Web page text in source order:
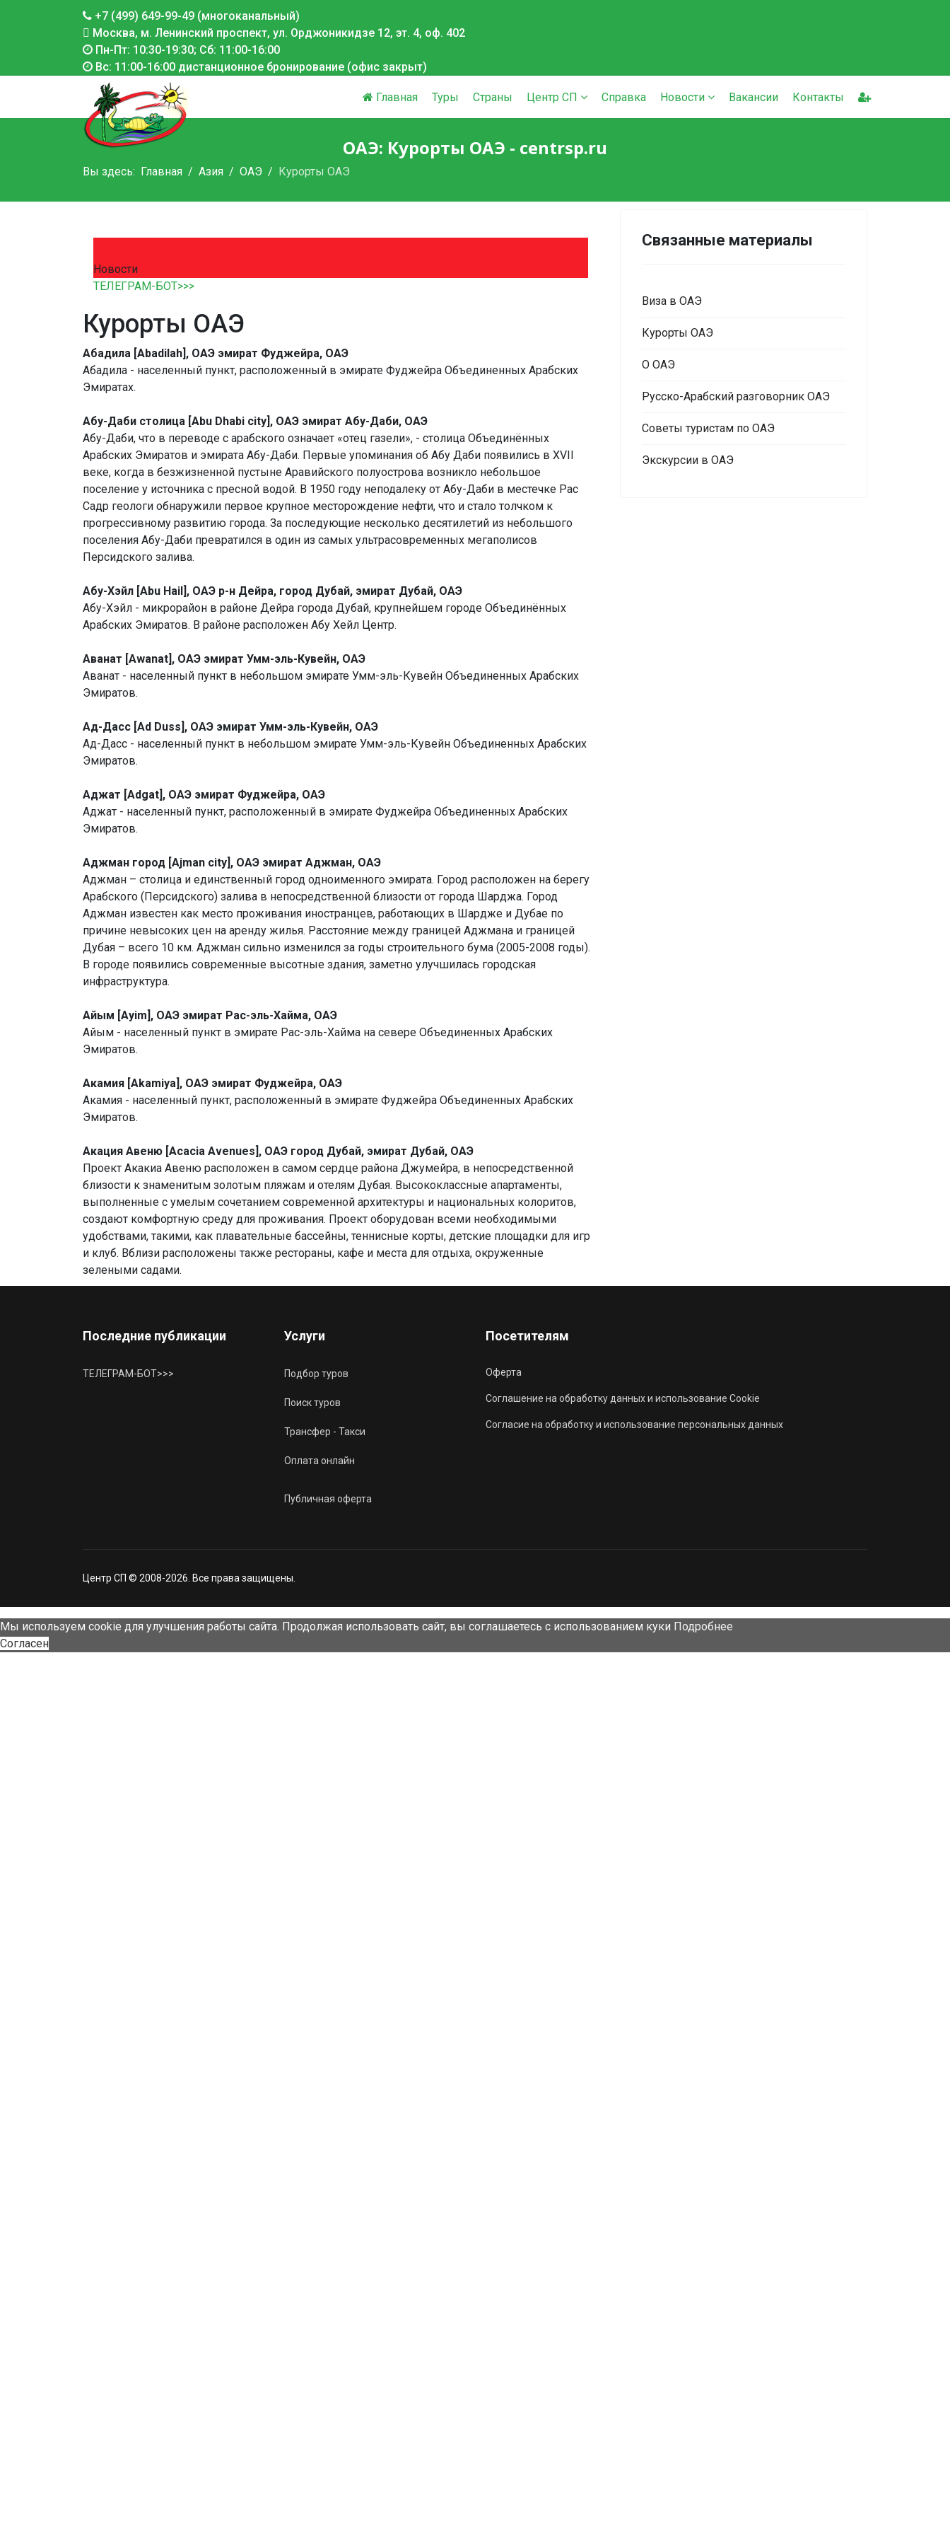
+7 (499) 649-99-49 (многоканальный)
Москва, м. Ленинский проспект, ул. Орджоникидзе 12, эт. 4, оф. 402
Пн-Пт: 10:30-19:30; Сб: 11:00-16:00
Вс: 11:00-16:00 дистанционное бронирование (офис закрыт)
Главная Туры Страны Центр СП Справка Новости Вакансии Контакты
ОАЭ: Курорты ОАЭ - centrsp.ru
Вы здесь: Главная Азия ОАЭ Курорты ОАЭ
Новости
ТЕЛЕГРАМ-БОТ>>>
Курорты ОАЭ
Абадила [Abadilah], ОАЭ эмират Фуджейра, ОАЭ
Абадила - населенный пункт, расположенный в эмирате Фуджейра Объединенных Арабских
Эмиратах.
Абу-Даби столица [Abu Dhabi city], ОАЭ эмират Абу-Даби, ОАЭ
Абу-Даби, что в переводе с арабского означает «отец газели», - столица Объединённых
Арабских Эмиратов и эмирата Абу-Даби. Первые упоминания об Абу Даби появились в XVII
веке, когда в безжизненной пустыне Аравийского полуострова возникло небольшое
поселение у источника с пресной водой. В 1950 году неподалеку от Абу-Даби в местечке Рас
Садр геологи обнаружили первое крупное месторождение нефти, что и стало толчком к
прогрессивному развитию города. За последующие несколько десятилетий из небольшого
поселения Абу-Даби превратился в один из самых ультрасовременных мегаполисов
Персидского залива.
Абу-Хэйл [Abu Hail], ОАЭ р-н Дейра, город Дубай, эмират Дубай, ОАЭ
Абу-Хэйл - микрорайон в районе Дейра города Дубай, крупнейшем городе Объединённых
Арабских Эмиратов. В районе расположен Абу Хейл Центр.
Аванат [Awanat], ОАЭ эмират Умм-эль-Кувейн, ОАЭ
Аванат - населенный пункт в небольшом эмирате Умм-эль-Кувейн Объединенных Арабских
Эмиратов.
Ад-Дасс [Ad Duss], ОАЭ эмират Умм-эль-Кувейн, ОАЭ
Ад-Дасс - населенный пункт в небольшом эмирате Умм-эль-Кувейн Объединенных Арабских
Эмиратов.
Аджат [Adgat], ОАЭ эмират Фуджейра, ОАЭ
Аджат - населенный пункт, расположенный в эмирате Фуджейра Объединенных Арабских
Эмиратов.
Аджман город [Ajman city], ОАЭ эмират Аджман, ОАЭ
Аджман – столица и единственный город одноименного эмирата. Город расположен на берегу
Арабского (Персидского) залива в непосредственной близости от города Шарджа. Город
Аджман известен как место проживания иностранцев, работающих в Шардже и Дубае по
причине невысоких цен на аренду жилья. Расстояние между границей Аджмана и границей
Дубая – всего 10 км. Аджман сильно изменился за годы строительного бума (2005-2008 годы).
В городе появились современные высотные здания, заметно улучшилась городская
инфраструктура.
Айым [Ayim], ОАЭ эмират Рас-эль-Хайма, ОАЭ
Айым - населенный пункт в эмирате Рас-эль-Хайма на севере Объединенных Арабских
Эмиратов.
Акамия [Akamiya], ОАЭ эмират Фуджейра, ОАЭ
Акамия - населенный пункт, расположенный в эмирате Фуджейра Объединенных Арабских
Эмиратов.
Акация Авеню [Acacia Avenues], ОАЭ город Дубай, эмират Дубай, ОАЭ
Проект Акакиа Авеню расположен в самом сердце района Джумейра, в непосредственной
близости к знаменитым золотым пляжам и отелям Дубая. Высококлассные апартаменты,
выполненные с умелым сочетанием современной архитектуры и национальных колоритов,
создают комфортную среду для проживания. Проект оборудован всеми необходимыми
удобствами, такими, как плавательные бассейны, теннисные корты, детские площадки для игр
и клуб. Вблизи расположены также рестораны, кафе и места для отдыха, окруженные
зелеными садами.
Связанные материалы
Виза в ОАЭ
Курорты ОАЭ
О ОАЭ
Русско-Арабский разговорник ОАЭ
Советы туристам по ОАЭ
Экскурсии в ОАЭ
Последние публикации
ТЕЛЕГРАМ-БОТ>>>
Услуги
Подбор туров
Поиск туров
Трансфер - Такси
Оплата онлайн
Публичная оферта
Посетителям
Оферта
Соглашение на обработку данных и использование Cookie
Согласие на обработку и использование персональных данных
Центр СП © 2008-2026. Все права защищены.
Мы используем cookie для улучшения работы сайта. Продолжая использовать сайт, вы соглашаетесь с использованием куки Подробнее
Согласен